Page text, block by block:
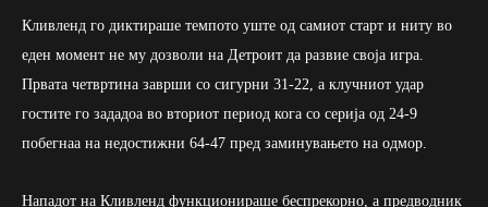
Кливленд го диктираше темпото уште од самиот старт и ниту во
еден момент не му дозволи на Детроит да развие своја игра.
Првата четвртина заврши со сигурни 31-22, а клучниот удар
гостите го зададоа во вториот период кога со серија од 24-9
побегнаа на недостижни 64-47 пред заминувањето на одмор.
Нападот на Кливленд функционираше беспрекорно, а предводник